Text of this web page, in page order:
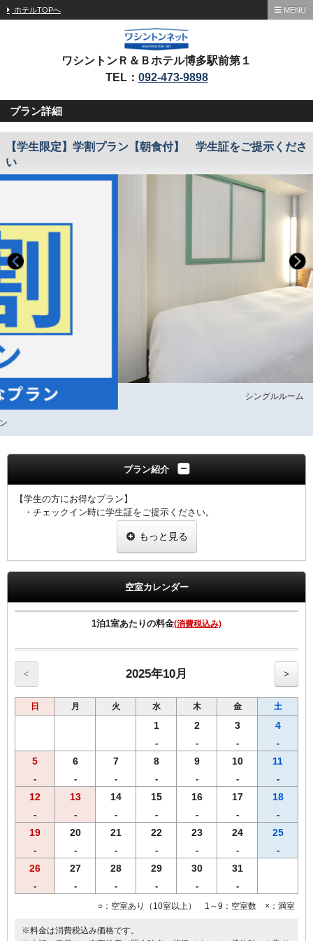
ホテルTOPへ MENU
ワシントンＲ＆Ｂホテル博多駅前第１
TEL： 092-473-9898
プラン詳細
【学生限定】学割プラン【朝食付】 学生証をご提示くださ
い
プラン紹介
【学生の方にお得なプラン】
・チェックイン時に学生証をご提示ください。
・ご提示なき場合は割引なしの料金を適用させていただきます。
・全室インターネット回線接続可能（Wi-Fi・有線LAN）
------------------------------------------------------
スタッフが毎朝焼き上げる焼きたてパンをお召し上がりいただけま
す。
【Ｒ＆Ｂホテル朝食メニュー（AM6：30-AM9：30）】
♪焼きたてパンの香りで目覚める朝♪
・自慢の焼きたてパン
・オーガニックグラノーラ
・ほど良い塩味付き！絶品味付ゆで玉子
・ヨーグルト
・３種類のあたたかスープ
・紅茶
・ジュース＆アイスティー
朝から元気になれる朝食を、是非、お召し上がりください！！
もっと見る
空室カレンダー
1泊1室あたりの料金(消費税込み)
< 2025年10月 >
日 月 火 水 木 金 土
1
-
2
-
3
-
4
-
5
-
6
-
7
-
8
-
9
-
10
-
11
-
12
-
13
-
14
-
15
-
16
-
17
-
18
-
19
-
20
-
21
-
22
-
23
-
24
-
25
-
26
-
27
-
28
-
29
-
30
-
31
-
○：空室あり（10室以上） 1～9：空室数 ×：満室
※料金は消費税込み価格です。